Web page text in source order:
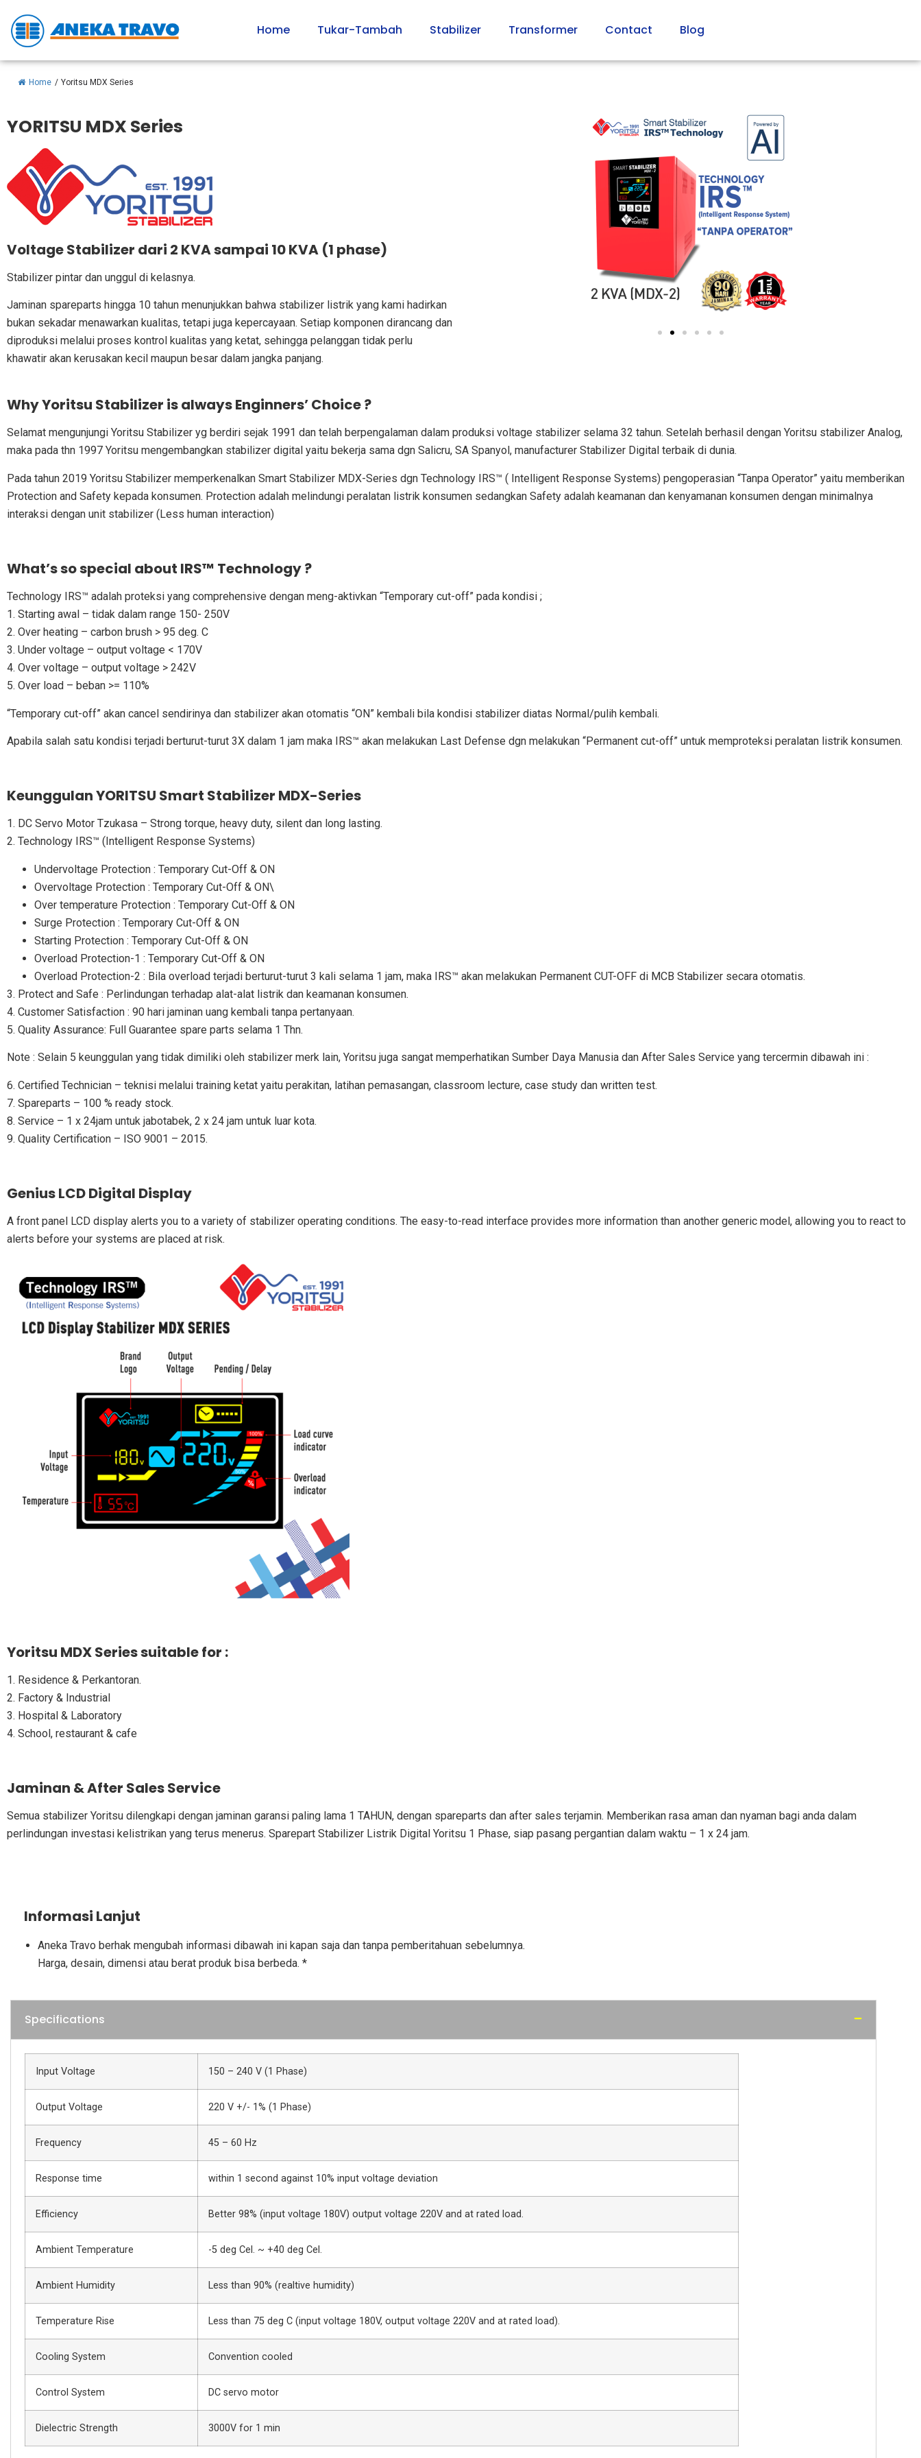
Home Tukar-Tambah Stabilizer Transformer Contact Blog
Home / Yoritsu MDX Series
YORITSU MDX Series
Voltage Stabilizer dari 2 KVA sampai 10 KVA (1 phase)
Stabilizer pintar dan unggul di kelasnya.
Jaminan spareparts hingga 10 tahun menunjukkan bahwa stabilizer listrik yang kami hadirkan
bukan sekadar menawarkan kualitas, tetapi juga kepercayaan. Setiap komponen dirancang dan
diproduksi melalui proses kontrol kualitas yang ketat, sehingga pelanggan tidak perlu
khawatir akan kerusakan kecil maupun besar dalam jangka panjang.
Why Yoritsu Stabilizer is always Enginners’ Choice ?
Selamat mengunjungi Yoritsu Stabilizer yg berdiri sejak 1991 dan telah berpengalaman dalam produksi voltage stabilizer selama 32 tahun. Setelah berhasil dengan Yoritsu stabilizer Analog,
maka pada thn 1997 Yoritsu mengembangkan stabilizer digital yaitu bekerja sama dgn Salicru, SA Spanyol, manufacturer Stabilizer Digital terbaik di dunia.
Pada tahun 2019 Yoritsu Stabilizer memperkenalkan Smart Stabilizer MDX-Series dgn Technology IRS™ ( Intelligent Response Systems) pengoperasian “Tanpa Operator” yaitu memberikan
Protection and Safety kepada konsumen. Protection adalah melindungi peralatan listrik konsumen sedangkan Safety adalah keamanan dan kenyamanan konsumen dengan minimalnya
interaksi dengan unit stabilizer (Less human interaction)
What’s so special about IRS™ Technology ?
Technology IRS™ adalah proteksi yang comprehensive dengan meng-aktivkan “Temporary cut-off” pada kondisi ;
1. Starting awal – tidak dalam range 150- 250V
2. Over heating – carbon brush > 95 deg. C
3. Under voltage – output voltage < 170V
4. Over voltage – output voltage > 242V
5. Over load – beban >= 110%
“Temporary cut-off” akan cancel sendirinya dan stabilizer akan otomatis “ON” kembali bila kondisi stabilizer diatas Normal/pulih kembali.
Apabila salah satu kondisi terjadi berturut-turut 3X dalam 1 jam maka IRS™ akan melakukan Last Defense dgn melakukan “Permanent cut-off” untuk memproteksi peralatan listrik konsumen.
Keunggulan YORITSU Smart Stabilizer MDX-Series
1. DC Servo Motor Tzukasa – Strong torque, heavy duty, silent dan long lasting.
2. Technology IRS™ (Intelligent Response Systems)
Undervoltage Protection : Temporary Cut-Off & ON
Overvoltage Protection : Temporary Cut-Off & ON\
Over temperature Protection : Temporary Cut-Off & ON
Surge Protection : Temporary Cut-Off & ON
Starting Protection : Temporary Cut-Off & ON
Overload Protection-1 : Temporary Cut-Off & ON
Overload Protection-2 : Bila overload terjadi berturut-turut 3 kali selama 1 jam, maka IRS™ akan melakukan Permanent CUT-OFF di MCB Stabilizer secara otomatis.
3. Protect and Safe : Perlindungan terhadap alat-alat listrik dan keamanan konsumen.
4. Customer Satisfaction : 90 hari jaminan uang kembali tanpa pertanyaan.
5. Quality Assurance: Full Guarantee spare parts selama 1 Thn.
Note : Selain 5 keunggulan yang tidak dimiliki oleh stabilizer merk lain, Yoritsu juga sangat memperhatikan Sumber Daya Manusia dan After Sales Service yang tercermin dibawah ini :
6. Certified Technician – teknisi melalui training ketat yaitu perakitan, latihan pemasangan, classroom lecture, case study dan written test.
7. Spareparts – 100 % ready stock.
8. Service – 1 x 24jam untuk jabotabek, 2 x 24 jam untuk luar kota.
9. Quality Certification – ISO 9001 – 2015.
Genius LCD Digital Display
A front panel LCD display alerts you to a variety of stabilizer operating conditions. The easy-to-read interface provides more information than another generic model, allowing you to react to
alerts before your systems are placed at risk.
Yoritsu MDX Series suitable for :
1. Residence & Perkantoran.
2. Factory & Industrial
3. Hospital & Laboratory
4. School, restaurant & cafe
Jaminan & After Sales Service
Semua stabilizer Yoritsu dilengkapi dengan jaminan garansi paling lama 1 TAHUN, dengan spareparts dan after sales terjamin. Memberikan rasa aman dan nyaman bagi anda dalam
perlindungan investasi kelistrikan yang terus menerus. Sparepart Stabilizer Listrik Digital Yoritsu 1 Phase, siap pasang pergantian dalam waktu – 1 x 24 jam.
Informasi Lanjut
Aneka Travo berhak mengubah informasi dibawah ini kapan saja dan tanpa pemberitahuan sebelumnya.
Harga, desain, dimensi atau berat produk bisa berbeda. *
Specifications
Input Voltage 150 – 240 V (1 Phase)
Output Voltage 220 V +/- 1% (1 Phase)
Frequency 45 – 60 Hz
Response time within 1 second against 10% input voltage deviation
Efficiency Better 98% (input voltage 180V) output voltage 220V and at rated load.
Ambient Temperature -5 deg Cel. ~ +40 deg Cel.
Ambient Humidity Less than 90% (realtive humidity)
Temperature Rise Less than 75 deg C (input voltage 180V, output voltage 220V and at rated load).
Cooling System Convention cooled
Control System DC servo motor
Dielectric Strength 3000V for 1 min